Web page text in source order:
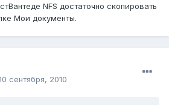
NFS достаточно скопировать
Мои документы.
сентября, 2010